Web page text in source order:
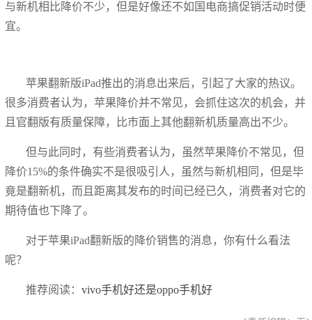
与新机相比降价不少，但是好像还不如国电商搞促销活动时便
宜。
​苹果翻新版iPad推出的消息出来后，引起了大家的热议。
很多消费者认为，苹果降价并不常见，会抓住这次的机会，并
且官翻版有质量保障，比市面上其他翻新机质量高出不少。
但与此同时，有些消费者认为，虽然苹果降价不常见，但
降价15%的条件确实不是很吸引人，虽然与新机相同，但是毕
竟是翻新机，而且距离其发布的时间已经已久，消费者对它的
期待值也下降了。
对于苹果iPad翻新版的降价销售的消息，你有什么看法
呢？
推荐阅读：vivo手机好还是oppo手机好